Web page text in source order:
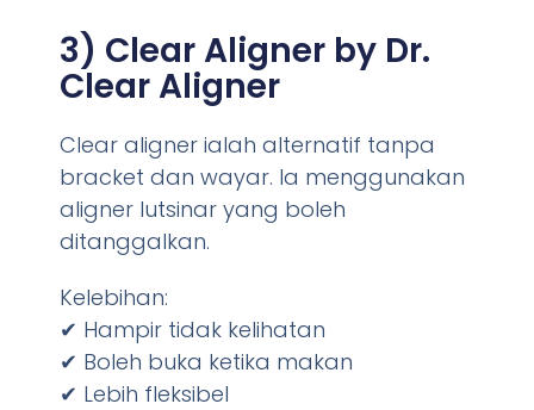
3) Clear Aligner by Dr.
Clear Aligner
Clear aligner ialah alternatif tanpa
bracket dan wayar. Ia menggunakan
aligner lutsinar yang boleh
ditanggalkan.
Kelebihan:
✔ Hampir tidak kelihatan
✔ Boleh buka ketika makan
✔ Lebih fleksibel